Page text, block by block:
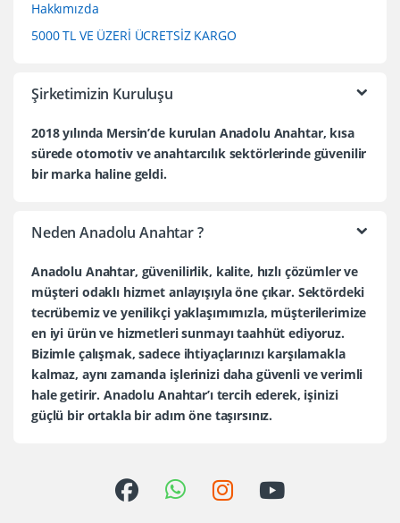
Hakkımızda
5000 TL VE ÜZERİ ÜCRETSİZ KARGO
Şirketimizin Kuruluşu
2018 yılında Mersin’de kurulan Anadolu Anahtar, kısa
sürede otomotiv ve anahtarcılık sektörlerinde güvenilir
bir marka haline geldi.
Neden Anadolu Anahtar ?
Anadolu Anahtar, güvenilirlik, kalite, hızlı çözümler ve
müşteri odaklı hizmet anlayışıyla öne çıkar. Sektördeki
tecrübemiz ve yenilikçi yaklaşımımızla, müşterilerimize
en iyi ürün ve hizmetleri sunmayı taahhüt ediyoruz.
Bizimle çalışmak, sadece ihtiyaçlarınızı karşılamakla
kalmaz, aynı zamanda işlerinizi daha güvenli ve verimli
hale getirir. Anadolu Anahtar’ı tercih ederek, işinizi
güçlü bir ortakla bir adım öne taşırsınız.